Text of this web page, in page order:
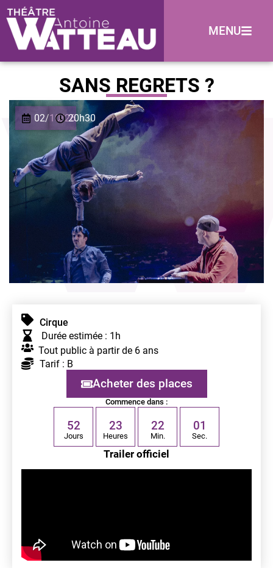
MENU
SANS REGRETS ?
02/10/2620h30
Cirque
Durée estimée : 1h
Tout public à partir de 6 ans
Tarif : B
Acheter des places
Commence dans :
52
Jours
23
Heures
22
Min.
01
Sec.
Trailer officiel